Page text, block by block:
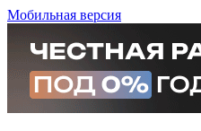
Мобильная версия